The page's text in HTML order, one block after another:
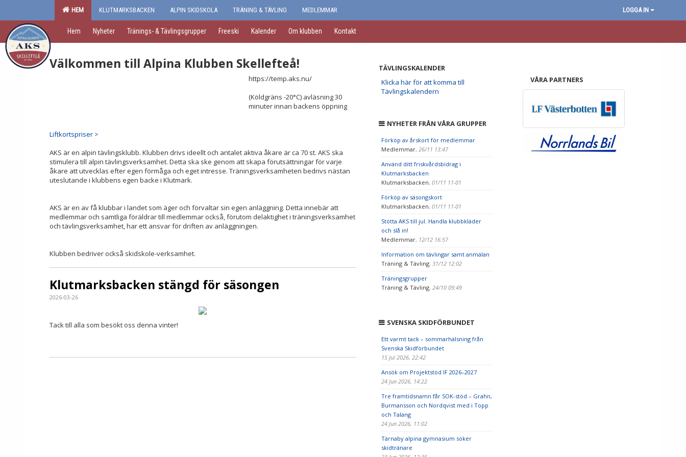
HEM KLUTMARKSBACKEN ALPIN SKIDSKOLA TRÄNING & TÄVLING MEDLEMMAR LOGGA IN
Hem Nyheter Tränings- & Tävlingsgrupper Freeski Kalender Om klubben Kontakt
Välkommen till Alpina Klubben Skellefteå!
https://temp.aks.nu/
(Köldgräns -20°C) avläsning 30
minuter innan backens öppning
Liftkortspriser >
AKS är en alpin tävlingsklubb. Klubben drivs ideellt och antalet aktiva åkare är ca 70 st. AKS ska
stimulera till alpin tävlingsverksamhet. Detta ska ske genom att skapa förutsättningar för varje
åkare att utvecklas efter egen förmåga och eget intresse. Träningsverksamheten bedrivs nästan
uteslutande i klubbens egen backe i Klutmark.
AKS är en av få klubbar i landet som äger och förvaltar sin egen anläggning. Detta innebär att
medlemmar och samtliga föräldrar till medlemmar också, förutom delaktighet i träningsverksamhet
och tävlingsverksamhet, har ett ansvar för driften av anläggningen.
Klubben bedriver också skidskole-verksamhet.
Klutmarksbacken stängd för säsongen
2026-03-26
Tack till alla som besökt oss denna vinter!
TÄVLINGSKALENDER
Klicka här för att komma till
Tävlingskalendern
NYHETER FRÅN VÅRA GRUPPER
Förköp av årskort för medlemmar
Medlemmar, 26/11 13:47
Använd ditt friskvårdsbidrag i
Klutmarksbacken
Klutmarksbacken, 01/11 11-01
Förköp av säsongskort
Klutmarksbacken, 01/11 11-01
Stötta AKS till jul. Handla klubbkläder
och slå in!
Medlemmar, 12/12 16:57
Information om tävlingar samt anmälan
Träning & Tävling, 31/12 12:02
Träningsgrupper
Träning & Tävling, 24/10 09:49
SVENSKA SKIDFÖRBUNDET
Ett varmt tack – sommarhälsning från
Svenska Skidförbundet
15 Jul 2026, 22:42
Ansök om Projektstöd IF 2026–2027
24 Jun 2026, 14:22
Tre framtidsnamn får SOK-stöd – Grahn,
Burmansson och Nordqvist med i Topp
och Talang
24 Jun 2026, 11:02
Tärnaby alpina gymnasium söker
skidtränare
VÅRA PARTNERS